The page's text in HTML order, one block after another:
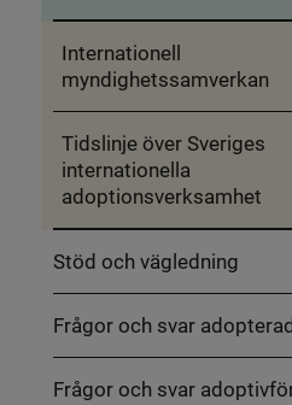
Internationell
myndighetssamverkan
Tidslinje över Sveriges
internationella
adoptionsverksamhet
Stöd och vägledning
Frågor och svar
Frågor och svar